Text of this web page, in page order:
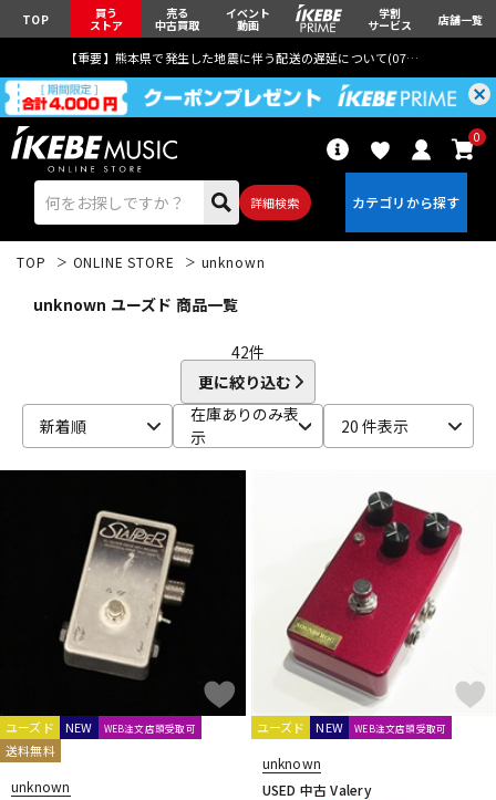
TOP 買う
ストア
売る
中古買取
イベント
動画
学割
サービス 店舗一覧
【重要】熊本県で発生した地震に伴う配送の遅延について(07月29日
詳細検索
0
ベース
ドラム パーカッション
キーボード 電子ピアノ
その他楽器
エフェクター
TOP ONLINE STORE unknown
unknown ユーズド 商品一覧
42件
更に絞り込む
新着順
在庫ありのみ表
示
20 件表示
ユーズド NEW WEB注文店頭受取可
送料無料
unknown
ユーズド NEW WEB注文店頭受取可
unknown
USED 中古 Valery